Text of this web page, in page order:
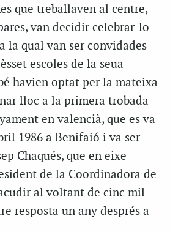
que treballaven al centre,
van decidir celebrar-lo
la qual van ser convidades
escoles de la seua
havien optat per la mateixa
lloc a la primera trobada
en valencià, que es va
1986 a Benifaió i va ser
Chaqués, que en eixe
de la Coordinadora de
al voltant de cinc mil
resposta un any després a